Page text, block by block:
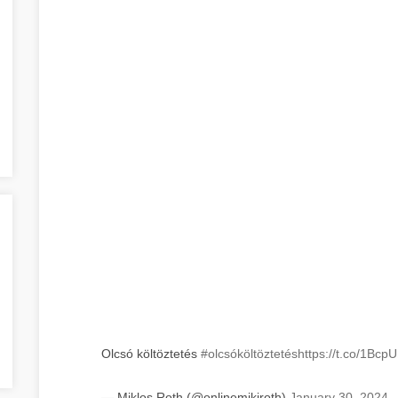
Olcsó költöztetés #olcsóköltöztetéshttps://t.co/